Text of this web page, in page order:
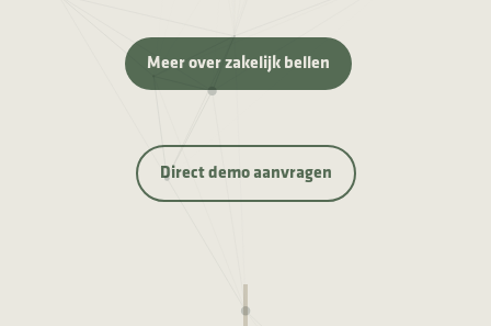
Meer over zakelijk bellen
Direct demo aanvragen